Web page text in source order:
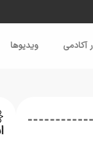
آکادمی ویدیو‌ها